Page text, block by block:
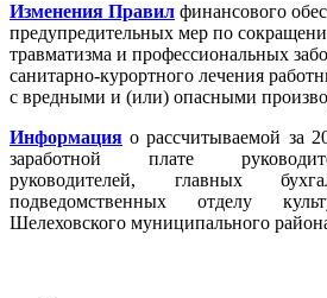
Изменения Правил финансового
предупредительных мер по
травматизма и профессиональных
санитарно-курортного лечения
с вредными и (или) опасными
Информация о рассчитываемой за
заработной плате
руководителей, главных
подведомственных отделу
Шелеховского муниципального